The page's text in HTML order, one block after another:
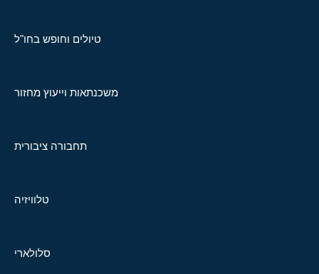
טיולים וחופש בחו"ל
משכנתאות וייעוץ מחזור
תחבורה ציבורית
טלוויזיה
סלולארי